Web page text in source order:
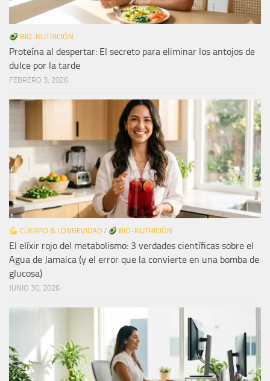
BIO-NUTRICIÓN
Proteína al despertar: El secreto para eliminar los antojos de
dulce por la tarde
FEBRERO 3, 2026
CUERPO & LONGEVIDAD/ BIO-NUTRICIÓN
El elíxir rojo del metabolismo: 3 verdades científicas sobre el
Agua de Jamaica (y el error que la convierte en una bomba de
glucosa)
JUNIO 30, 2026